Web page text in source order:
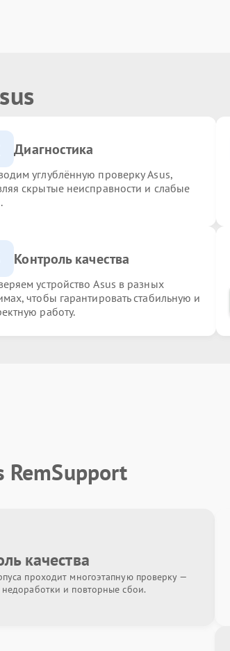
Диагностика
углублённую проверку Asus,
скрытые неисправности и слабые
Контроль качества
устройство Asus в разных
чтобы гарантировать стабильную и
работу.
RemSupport
качества
проходит многоэтапную проверку —
и повторные сбои.